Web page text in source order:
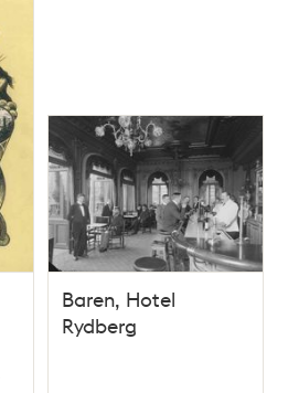
Baren, Hotel
Rydberg